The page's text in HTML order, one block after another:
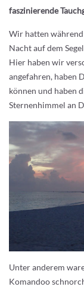
faszinierende
Wir hatten
Nacht auf dem
Hier haben wir
angefahren, haben
können und haben
Sternenhimmel an
Unter anderem
Komandoo